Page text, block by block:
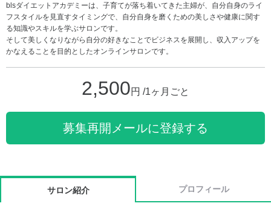
blsダイエットアカデミーは、子育てが落ち着いてきた主婦が、自分自身のライ
フスタイルを見直すタイミングで、自分自身を磨くための美しさや健康に関す
る知識やスキルを学ぶサロンです。
そして美しくなりながら自分の好きなことでビジネスを展開し、収入アップを
かなえることを目的としたオンラインサロンです。
2,500円 /1ヶ月ごと
募集再開メールに登録する
サロン紹介 プロフィール